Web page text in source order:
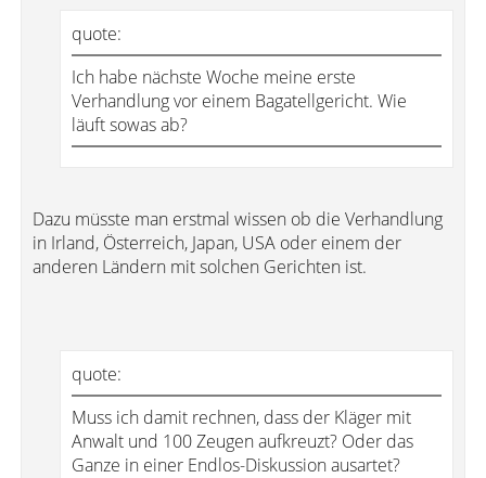
quote:
Ich habe nächste Woche meine erste
Verhandlung vor einem Bagatellgericht. Wie
läuft sowas ab?
Dazu müsste man erstmal wissen ob die Verhandlung
in Irland, Österreich, Japan, USA oder einem der
anderen Ländern mit solchen Gerichten ist.
quote:
Muss ich damit rechnen, dass der Kläger mit
Anwalt und 100 Zeugen aufkreuzt? Oder das
Ganze in einer Endlos-Diskussion ausartet?